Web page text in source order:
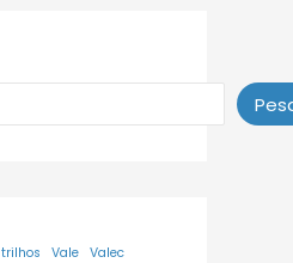
trilhos Vale Valec